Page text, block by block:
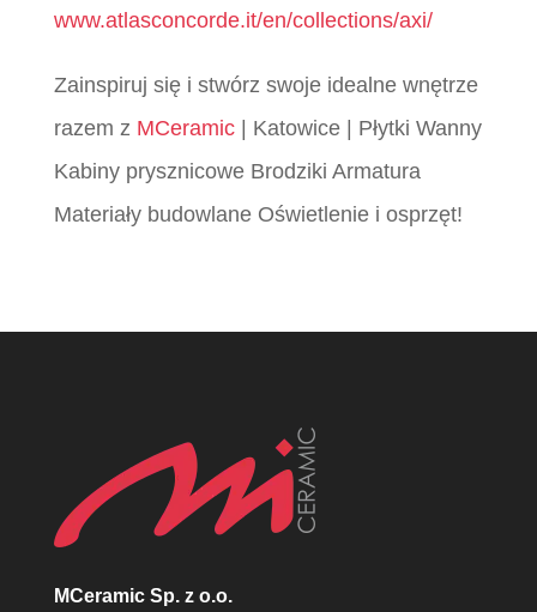
www.atlasconcorde.it/en/collections/axi/
Zainspiruj się i stwórz swoje idealne wnętrze
razem z MCeramic| Katowice | Płytki Wanny
Kabiny prysznicowe Brodziki Armatura
Materiały budowlane Oświetlenie i osprzęt!
MCeramic Sp. z o.o.